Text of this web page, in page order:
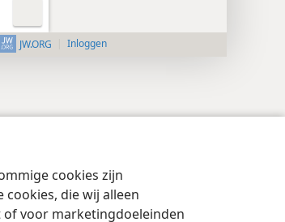
cookies zijn
die wij alleen
of voor marketingdoeleinden
JW.ORG Inloggen